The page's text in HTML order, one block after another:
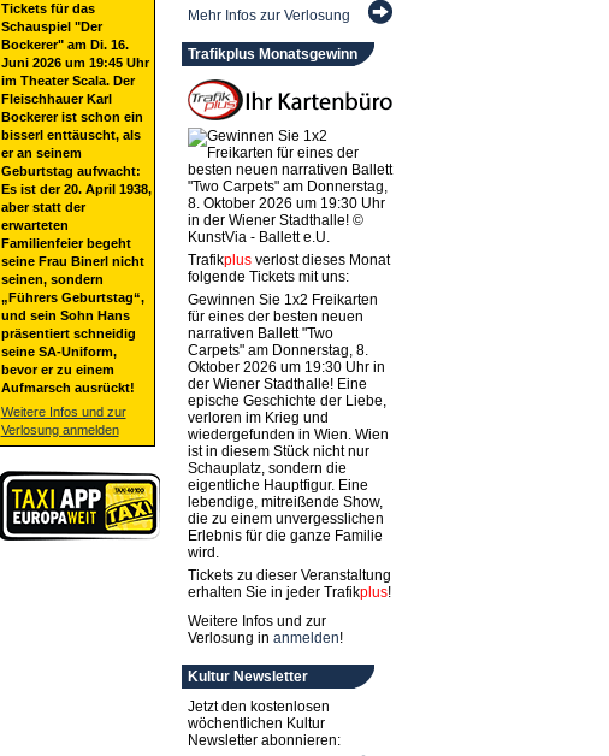
Tickets für das
Schauspiel "Der
Bockerer" am Di. 16.
Juni 2026 um 19:45 Uhr
im Theater Scala. Der
Fleischhauer Karl
Bockerer ist schon ein
bisserl enttäuscht, als
er an seinem
Geburtstag aufwacht:
Es ist der 20. April 1938,
aber statt der
erwarteten
Familienfeier begeht
seine Frau Binerl nicht
seinen, sondern
„Führers Geburtstag“,
und sein Sohn Hans
präsentiert schneidig
seine SA-Uniform,
bevor er zu einem
Aufmarsch ausrückt!
Weitere Infos und zur
Verlosung anmelden
Mehr Infos zur Verlosung
Trafikplus Monatsgewinn
Trafikplusverlost dieses Monat
folgende Tickets mit uns:
Gewinnen Sie 1x2 Freikarten
für eines der besten neuen
narrativen Ballett "Two
Carpets" am Donnerstag, 8.
Oktober 2026 um 19:30 Uhr in
der Wiener Stadthalle! Eine
epische Geschichte der Liebe,
verloren im Krieg und
wiedergefunden in Wien. Wien
ist in diesem Stück nicht nur
Schauplatz, sondern die
eigentliche Hauptfigur. Eine
lebendige, mitreißende Show,
die zu einem unvergesslichen
Erlebnis für die ganze Familie
wird.
Tickets zu dieser Veranstaltung
erhalten Sie in jeder Trafikplus!
Weitere Infos und zur
Verlosung in anmelden!
Kultur Newsletter
Jetzt den kostenlosen
wöchentlichen Kultur
Newsletter abonnieren: